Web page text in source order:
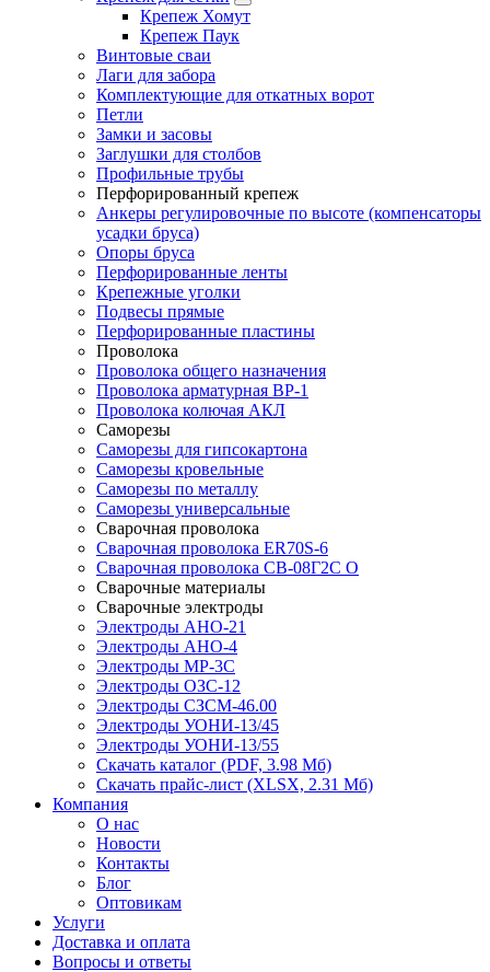
Крепеж Хомут
Крепеж Паук
Винтовые сваи
Лаги для забора
Комплектующие для откатных ворот
Петли
Замки и засовы
Заглушки для столбов
Профильные трубы
Перфорированный крепеж
Анкеры регулировочные по высоте (компенсаторы
усадки бруса)
Опоры бруса
Перфорированные ленты
Крепежные уголки
Подвесы прямые
Перфорированные пластины
Проволока
Проволока общего назначения
Проволока арматурная ВР-1
Проволока колючая АКЛ
Саморезы
Саморезы для гипсокартона
Саморезы кровельные
Саморезы по металлу
Саморезы универсальные
Сварочная проволока
Сварочная проволока ER70S-6
Сварочная проволока СВ-08Г2С О
Сварочные материалы
Сварочные электроды
Электроды АНО-21
Электроды АНО-4
Электроды МР-3С
Электроды ОЗС-12
Электроды СЗСМ-46.00
Электроды УОНИ-13/45
Электроды УОНИ-13/55
Скачать каталог (PDF, 3.98 Мб)
Скачать прайс-лист (XLSX, 2.31 Мб)
Компания
О нас
Новости
Контакты
Блог
Оптовикам
Услуги
Доставка и оплата
Вопросы и ответы